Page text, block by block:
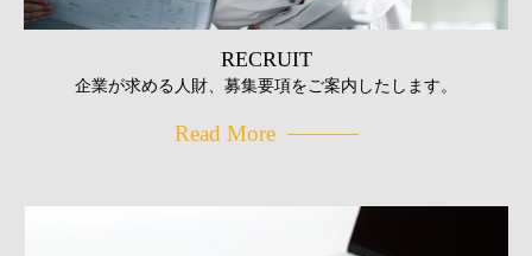
RECRUIT
企業が求める人財、募集要項をご案内したします。
Read More